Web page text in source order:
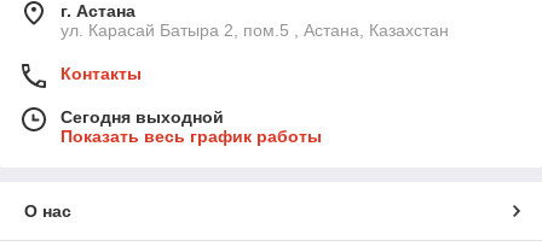
г. Астана
ул. Карасай Батыра 2, пом.5 , Астана, Казахстан
Контакты
Сегодня выходной
Показать весь график работы
О нас